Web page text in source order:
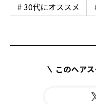
# 30代にオススメ
このヘア